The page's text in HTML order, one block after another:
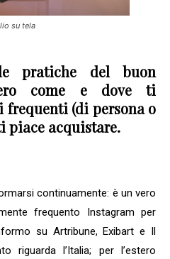
su tela
pratiche del buon
come e dove ti
(di persona o
piace acquistare.
continuamente: è un vero
frequento Instagram per
su Artribune, Exibart e Il
riguarda l’Italia; per l’estero